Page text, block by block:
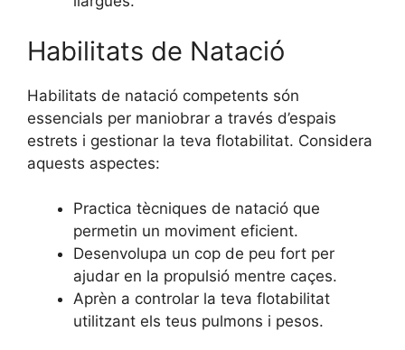
Habilitats de Natació
Habilitats de natació competents són
essencials per maniobrar a través d’espais
estrets i gestionar la teva flotabilitat. Considera
aquests aspectes:
Practica tècniques de natació que
permetin un moviment eficient.
Desenvolupa un cop de peu fort per
ajudar en la propulsió mentre caçes.
Aprèn a controlar la teva flotabilitat
utilitzant els teus pulmons i pesos.